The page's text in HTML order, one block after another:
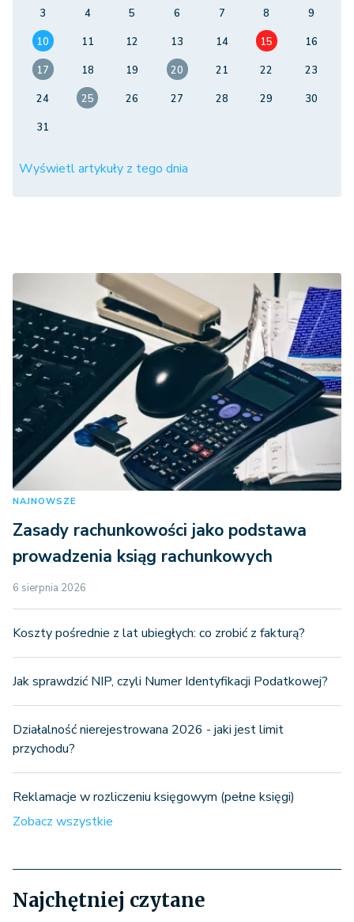
3
4 5 6 7 8
9
10
11 12 13 14 15
16
17
18 19 20 21 22
23
24
25 26 27 28 29
30
31
Wyświetl artykuły z tego dnia
NAJNOWSZE
Zasady rachunkowości jako podstawa
prowadzenia ksiąg rachunkowych
6 sierpnia 2026
Koszty pośrednie z lat ubiegłych: co zrobić z fakturą?
Jak sprawdzić NIP, czyli Numer Identyfikacji Podatkowej?
Działalność nierejestrowana 2026 - jaki jest limit
przychodu?
Reklamacje w rozliczeniu księgowym (pełne księgi)
Zobacz wszystkie
Najchętniej czytane